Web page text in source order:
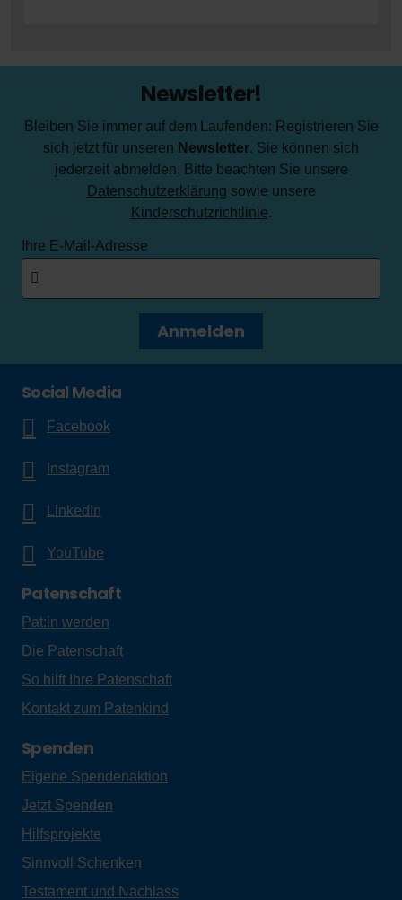
Newsletter!
Bleiben Sie immer auf dem Laufenden: Registrieren Sie
sich jetzt für unseren Newsletter. Sie können sich
jederzeit abmelden. Bitte beachten Sie unsere
Datenschutzerklärung sowie unsere
Kinderschutzrichtlinie.
Ihre E-Mail-Adresse
Anmelden
Social Media
Facebook
Instagram
LinkedIn
YouTube
Patenschaft
Pat:in werden
Die Patenschaft
So hilft Ihre Patenschaft
Kontakt zum Patenkind
Spenden
Eigene Spendenaktion
Jetzt Spenden
Hilfsprojekte
Sinnvoll Schenken
Testament und Nachlass